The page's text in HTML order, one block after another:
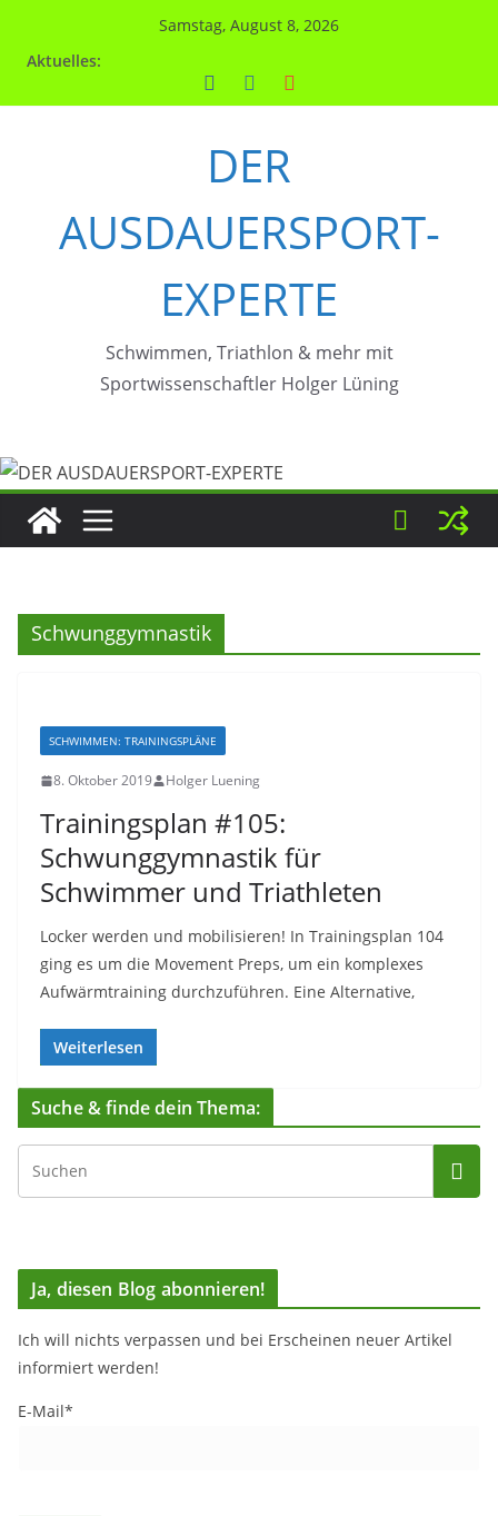
Samstag, August 8, 2026
Aktuelles:
DER
AUSDAUERSPORT-
EXPERTE
Schwimmen, Triathlon & mehr mit
Sportwissenschaftler Holger Lüning
Schwunggymnastik
SCHWIMMEN: TRAININGSPLÄNE
8. Oktober 2019 Holger Luening
Trainingsplan #105:
Schwunggymnastik für
Schwimmer und Triathleten
Locker werden und mobilisieren! In Trainingsplan 104
ging es um die Movement Preps, um ein komplexes
Aufwärmtraining durchzuführen. Eine Alternative,
Weiterlesen
Suche & finde dein Thema:
Ja, diesen Blog abonnieren!
Ich will nichts verpassen und bei Erscheinen neuer Artikel
informiert werden!
E-Mail*